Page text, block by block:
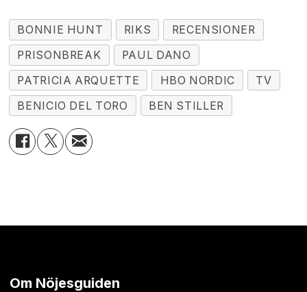
BONNIE HUNT RIKS
RECENSIONER
PRISONBREAK
PAUL DANO
PATRICIA ARQUETTE
HBO NORDIC
TV
BENICIO DEL TORO
BEN STILLER
Om Nöjesguiden